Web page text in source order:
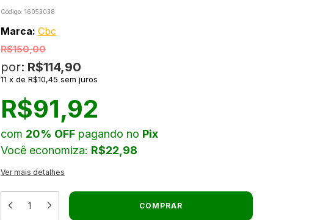
Código: 16053038
Marca: Cbc
R$150,00
por: R$114,90
11 x de R$10,45 sem juros
R$91,92
com 20% OFF pagando no Pix
Você economiza: R$22,98
Ver mais detalhes